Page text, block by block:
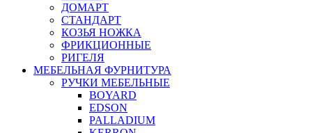
ДОМАРТ
СТАНДАРТ
КОЗЬЯ НОЖКА
ФРИКЦИОННЫЕ
РИГЕЛЯ
МЕБЕЛЬНАЯ ФУРНИТУРА
РУЧКИ МЕБЕЛЬНЫЕ
BOYARD
EDSON
PALLADIUM